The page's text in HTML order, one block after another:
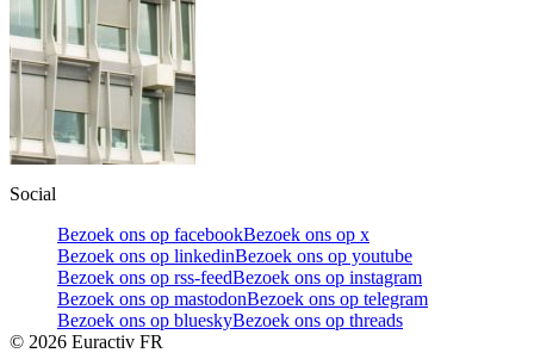
Social
Bezoek ons op facebookBezoek ons op x
Bezoek ons op linkedinBezoek ons op youtube
Bezoek ons op rss-feedBezoek ons op instagram
Bezoek ons op mastodonBezoek ons op telegram
Bezoek ons op blueskyBezoek ons op threads
© 2026 Euractiv FR